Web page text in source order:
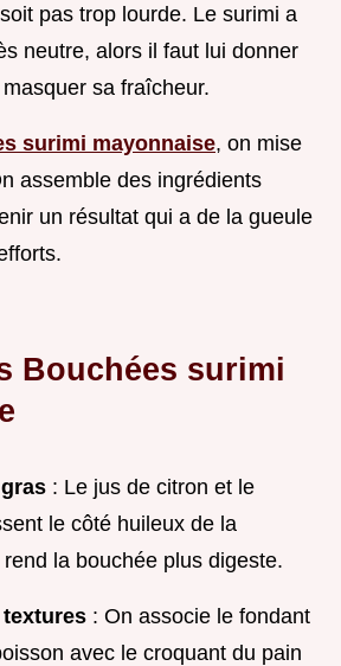
pas trop lourde. Le surimi a
neutre, alors il faut lui donner
sa fraîcheur.
surimi mayonnaise, on mise
assemble des ingrédients
un résultat qui a de la gueule
Bouchées surimi
: Le jus de citron et le
le côté huileux de la
la bouchée plus digeste.
: On associe le fondant
avec le croquant du pain